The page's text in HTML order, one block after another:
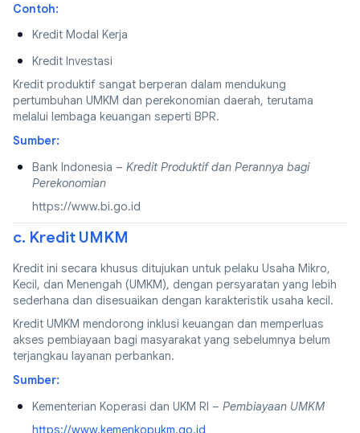
Contoh:
Kredit Modal Kerja
Kredit Investasi
Kredit produktif sangat berperan dalam mendukung
pertumbuhan UMKM dan perekonomian daerah, terutama
melalui lembaga keuangan seperti BPR.
Sumber:
Bank Indonesia – Kredit Produktif dan Perannya bagi
Perekonomian
https://www.bi.go.id
c. Kredit UMKM
Kredit ini secara khusus ditujukan untuk pelaku Usaha Mikro,
Kecil, dan Menengah (UMKM), dengan persyaratan yang lebih
sederhana dan disesuaikan dengan karakteristik usaha kecil.
Kredit UMKM mendorong inklusi keuangan dan memperluas
akses pembiayaan bagi masyarakat yang sebelumnya belum
terjangkau layanan perbankan.
Sumber:
Kementerian Koperasi dan UKM RI – Pembiayaan UMKM
https://www.kemenkopukm.go.id